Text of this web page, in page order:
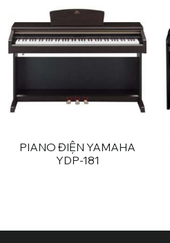
PIANO ĐIỆN YAMAHA
YDP-181